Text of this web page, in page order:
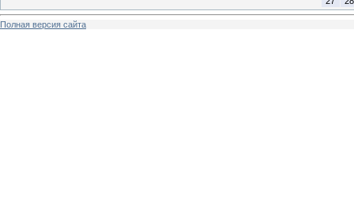
Полная версия сайта